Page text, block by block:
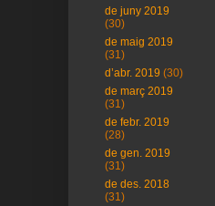
de juny 2019
(30)
de maig 2019
(31)
d’abr. 2019 (30)
de març 2019
(31)
de febr. 2019
(28)
de gen. 2019
(31)
de des. 2018
(31)